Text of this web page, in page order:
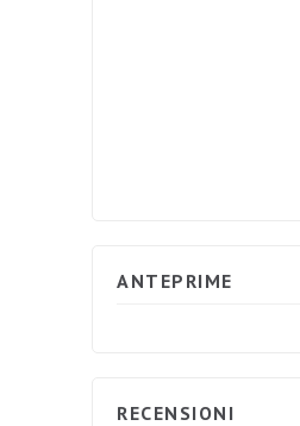
ANTEPRIME
RECENSIONI